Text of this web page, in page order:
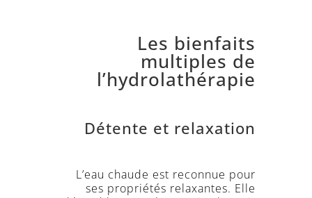
Les bienfaits
multiples de
l’hydrolathérapie
Détente et relaxation
L’eau chaude est reconnue pour
ses propriétés relaxantes. Elle